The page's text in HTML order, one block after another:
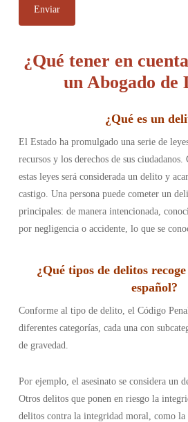
¿Qué tener en
un Abogado de
¿Qué es un
El Estado ha promulgado una serie de
recursos y los derechos de sus
estas leyes será considerada un delito y
castigo. Una persona puede cometer un
principales: de manera intencionada,
por negligencia o accidente, lo que se
¿Qué tipos de delitos
español?
Conforme al tipo de delito, el Código
diferentes categorías, cada una con
de gravedad.
Por ejemplo, el asesinato se considera un
Otros delitos que ponen en riesgo la
delitos contra la integridad moral, como